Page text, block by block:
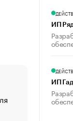
«От спорта
создавшей
ИП
ИП